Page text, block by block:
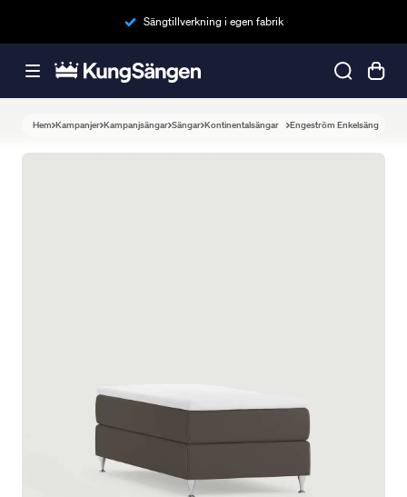
Sängtillverkning i egen fabrik
Hem Kampanjer Kampanjsängar Sängar Kontinentalsängar Engeström Enkelsäng